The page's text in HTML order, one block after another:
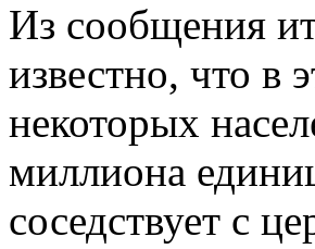
Из сообщения
известно, что в
некоторых
миллиона
соседствует с